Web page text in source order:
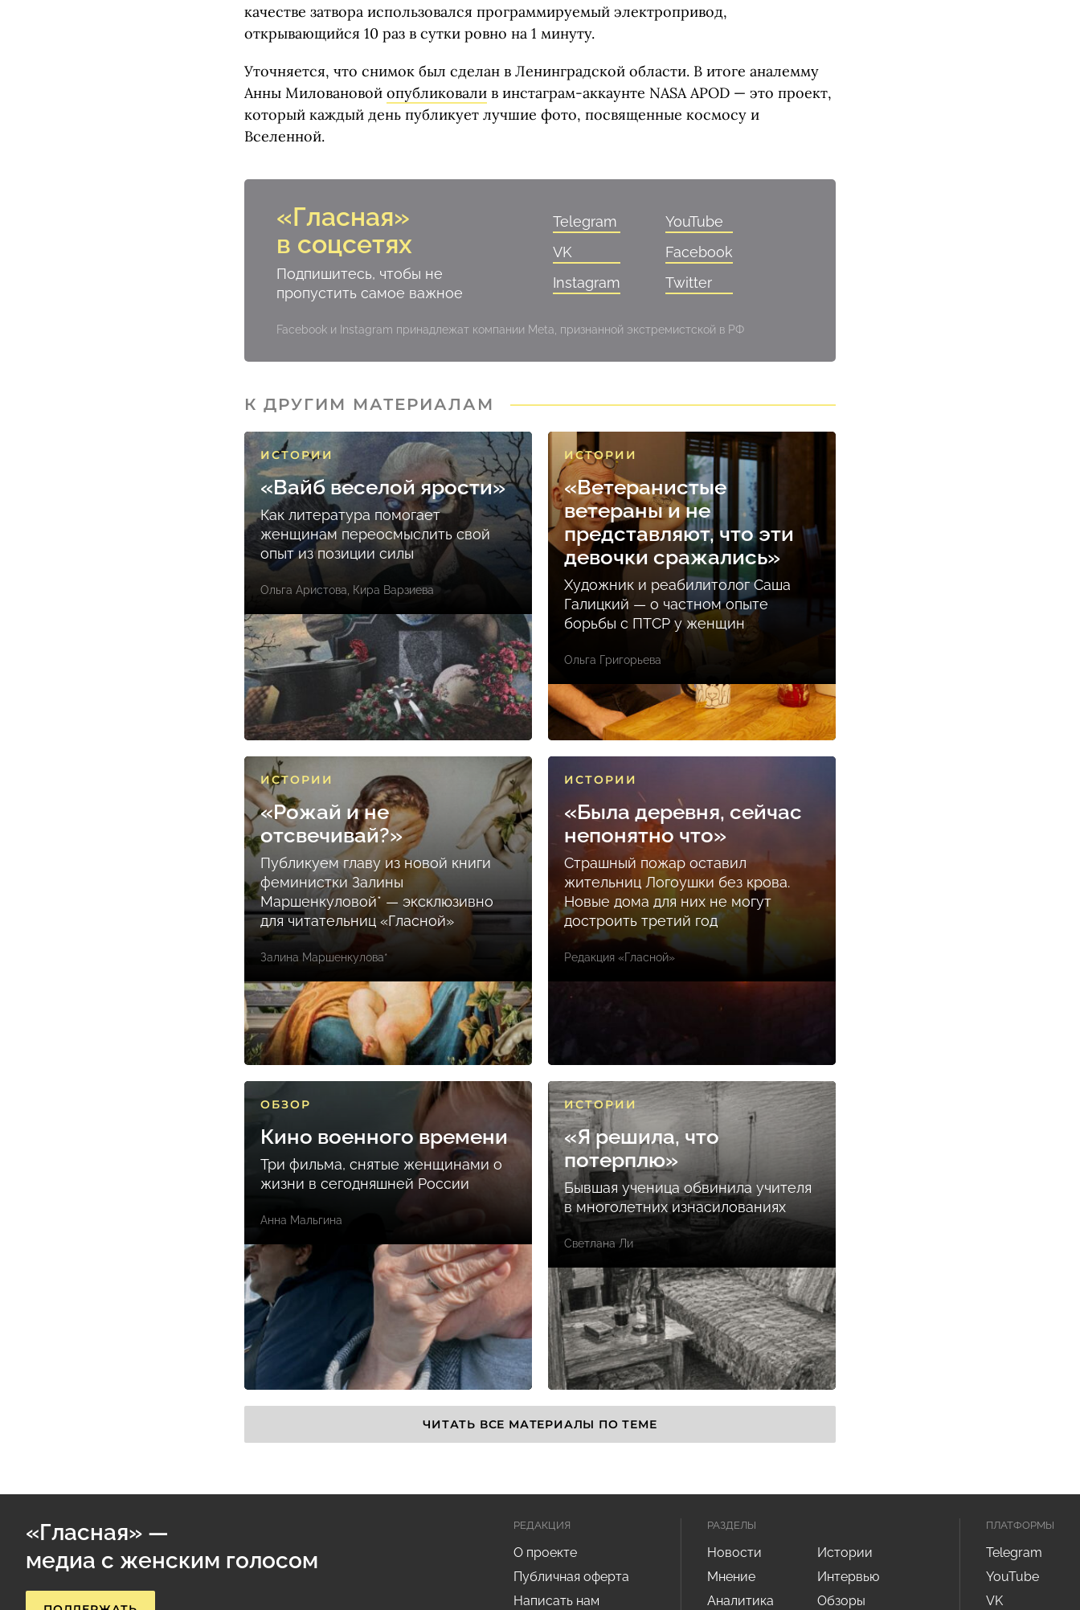
качестве затвора использовался программируемый электропривод,
открывающийся 10 раз в сутки ровно на 1 минуту.
Уточняется, что снимок был сделан в Ленинградской области. В итоге аналемму
Анны Миловановой опубликовали в инстаграм-аккаунте NASA APOD — это проект,
который каждый день публикует лучшие фото, посвященные космосу и
Вселенной.
«Гласная»
в соцсетях
Подпишитесь, чтобы не
пропустить самое важное
Telegram
YouTube
VK
Facebook
Instagram
Twitter
Facebook и Instagram принадлежат компании Meta, признанной экстремистской в РФ
К ДРУГИМ МАТЕРИАЛАМ
ИСТОРИИ
«Вайб веселой ярости»
Как литература помогает
женщинам переосмыслить свой
опыт из позиции силы
Ольга Аристова Кира Варзиева
ИСТОРИИ
«Ветеранистые
ветераны и не
представляют, что эти
девочки сражались»
Художник и реабилитолог Саша
Галицкий — о частном опыте
борьбы с ПТСР у женщин
Ольга Григорьева
ИСТОРИИ
«Рожай и не
отсвечивай?»
Публикуем главу из новой книги
феминистки Залины
Маршенкуловой* — эксклюзивно
для читательниц «Гласной»
Залина Маршенкулова*
ИСТОРИИ
«Была деревня, сейчас
непонятно что»
Страшный пожар оставил
жительниц Логоушки без крова.
Новые дома для них не могут
достроить третий год
Редакция «Гласной»
ОБЗОР
Кино военного времени
Три фильма, снятые женщинами о
жизни в сегодняшней России
Анна Мальгина
ИСТОРИИ
«Я решила, что
потерплю»
Бывшая ученица обвинила учителя
в многолетних изнасилованиях
Светлана Ли
ЧИТАТЬ ВСЕ МАТЕРИАЛЫ ПО ТЕМЕ
«Гласная» —
медиа с женским голосом
РЕДАКЦИЯ
О проекте
Публичная оферта
Написать нам
РАЗДЕЛЫ
Новости
Истории
Мнение
Интервью
Аналитика
Обзоры
ПЛАТФОРМЫ
Telegram
YouTube
VK